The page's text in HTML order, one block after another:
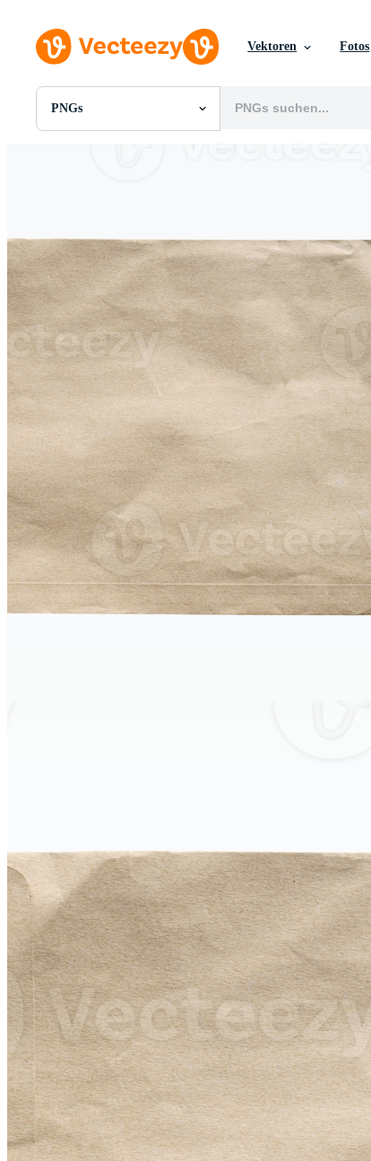
Vektoren Fotos
PNGs
Alle Bilder
Vektoren
Videos
Motion Graphics
Redaktionelle Bilder
Redaktionelle Ereignisse